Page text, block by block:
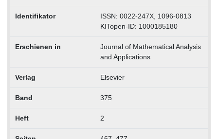
Identifikator
ISSN: 0022-247X, 1096-0813
KITopen-ID: 1000185180
Erschienen in
Journal of Mathematical Analysis
and Applications
Verlag Elsevier
Band 375
Heft 2